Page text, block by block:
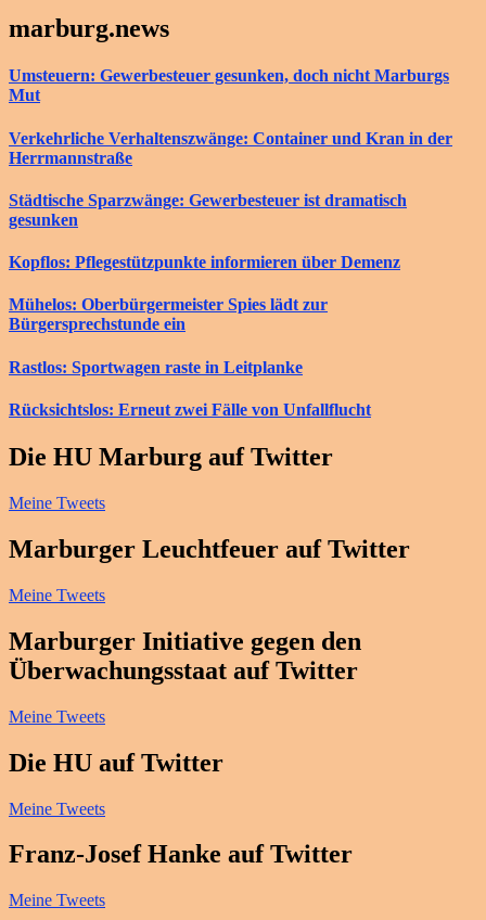
marburg.news
Umsteuern: Gewerbesteuer gesunken, doch nicht Marburgs
Mut
Verkehrliche Verhaltenszwänge: Container und Kran in der
Herrmannstraße
Städtische Sparzwänge: Gewerbesteuer ist dramatisch
gesunken
Kopflos: Pflegestützpunkte informieren über Demenz
Mühelos: Oberbürgermeister Spies lädt zur
Bürgersprechstunde ein
Rastlos: Sportwagen raste in Leitplanke
Rücksichtslos: Erneut zwei Fälle von Unfallflucht
Die HU Marburg auf Twitter
Meine Tweets
Marburger Leuchtfeuer auf Twitter
Meine Tweets
Marburger Initiative gegen den
Überwachungsstaat auf Twitter
Meine Tweets
Die HU auf Twitter
Meine Tweets
Franz-Josef Hanke auf Twitter
Meine Tweets